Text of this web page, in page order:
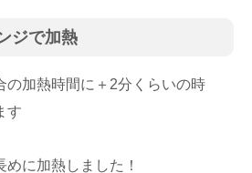
ジで加熱
の加熱時間に＋2分くらいの時
す
に加熱しました！